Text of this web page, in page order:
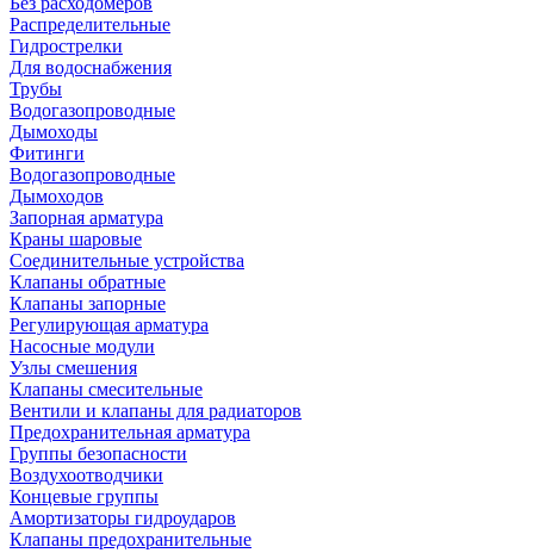
Распределительные
Гидрострелки
Для водоснабжения
Трубы
Водогазопроводные
Дымоходы
Фитинги
Водогазопроводные
Дымоходов
Запорная арматура
Краны шаровые
Соединительные устройства
Клапаны обратные
Клапаны запорные
Регулирующая арматура
Насосные модули
Узлы смешения
Клапаны смесительные
Вентили и клапаны для радиаторов
Предохранительная арматура
Группы безопасности
Воздухоотводчики
Концевые группы
Амортизаторы гидроударов
Клапаны предохранительные